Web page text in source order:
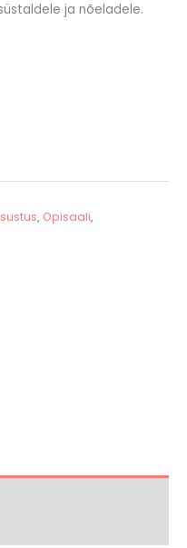
ja nõeladele.
, Opisaali,